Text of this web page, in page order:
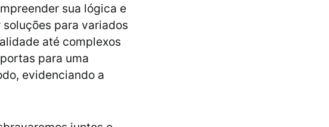
sua lógica e
para variados
até complexos
para uma
evidenciando a